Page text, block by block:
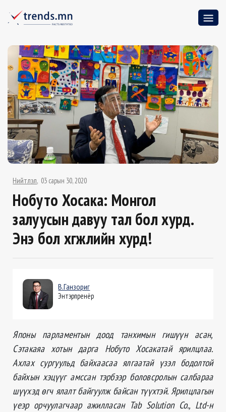
Нийтлэл 03 сарын 30, 2020
Нобуто Хосака: Монгол
залуусын давуу тал бол хурд.
Энэ бол хөгжлийн хурд!
В.Ганзориг
Энтэрпренёр
Японы парламентын доод танхимын гишүүн асан,
Сэтакаяа хотын дарга Нобуто Хосакатай ярилцлаа.
Ахлах сургуульд байхаасаа ялгаатай үзэл бодолтой
байхын хэцүүг амссан тэрбээр боловсролын салбараа
шүүхэд өгч ялалт байгуулж байсан түүхтэй. Ярилцлагын
үеэр орчуулагчаар ажилласан Tab Solution Co., Ltd-н